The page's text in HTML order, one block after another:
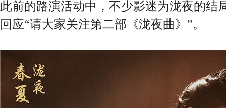
此前的路演活动中，不少影迷为泷夜的结
回应“请大家关注第二部《泷夜曲》”。